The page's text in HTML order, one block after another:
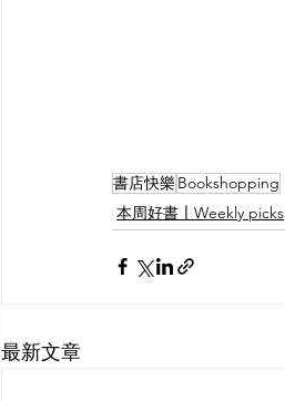
書店快樂 Bookshopping
本周好書〡Weekly picks
最新文章